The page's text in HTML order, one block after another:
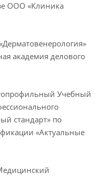
ООО «Клиника
академия делового
Учебный
стандарт» по
«Актуальные